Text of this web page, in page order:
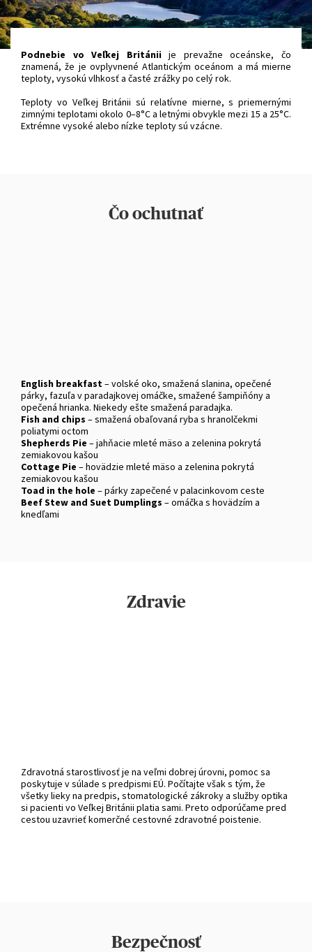
Podnebie vo Veľkej Britániije prevažne oceánske, čo
znamená, že je ovplyvnené Atlantickým oceánom a má mierne
teploty, vysokú vlhkosť a časté zrážky po celý rok.
Teploty vo Veľkej Británii sú relatívne mierne, s priemernými
zimnými teplotami okolo 0–8°C a letnými obvykle mezi 15 a 25°C.
Extrémne vysoké alebo nízke teploty sú vzácne.
Čo ochutnať
English breakfast– volské oko, smažená slanina, opečené
párky, fazuľa v paradajkovej omáčke, smažené šampiňóny a
opečená hrianka. Niekedy ešte smažená paradajka.
Fish and chips – smažená obaľovaná ryba s hranolčekmi
poliatymi octom
Shepherds Pie – jahňacie mleté mäso a zelenina pokrytá
zemiakovou kašou
Cottage Pie – hovädzie mleté mäso a zelenina pokrytá
zemiakovou kašou
Toad in the hole – párky zapečené v palacinkovom ceste
Beef Stew and Suet Dumplings – omáčka s hovädzím a
knedľami
Zdravie
Zdravotná starostlivosť je na veľmi dobrej úrovni, pomoc sa
poskytuje v súlade s predpismi EÚ. Počítajte však s tým, že
všetky lieky na predpis, stomatologické zákroky a služby optika
si pacienti vo Veľkej Británii platia sami. Preto odporúčame pred
cestou uzavrieť komerčné cestovné zdravotné poistenie.
Bezpečnosť